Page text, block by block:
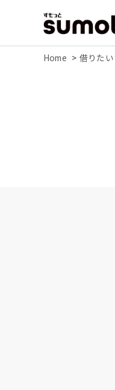
Home 借りたい